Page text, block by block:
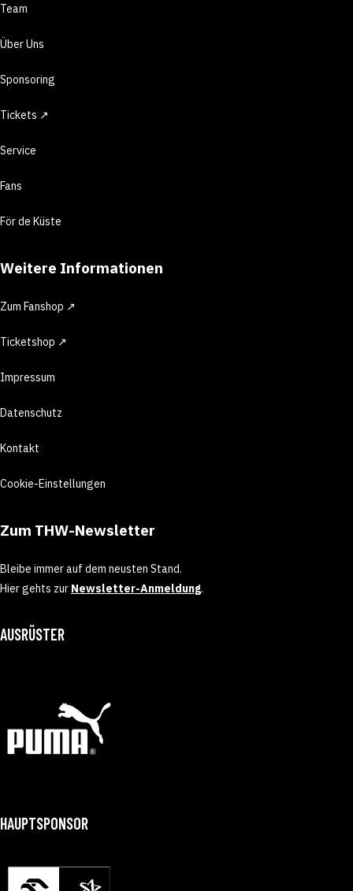
Team
Über Uns
Sponsoring
Tickets ↗
Service
Fans
För de Küste
Weitere Informationen
Zum Fanshop ↗
Ticketshop ↗
Impressum
Datenschutz
Kontakt
Cookie-Einstellungen
Zum THW-Newsletter
Bleibe immer auf dem neusten Stand.
Hier gehts zur Newsletter-Anmeldung.
AUSRÜSTER
HAUPTSPONSOR